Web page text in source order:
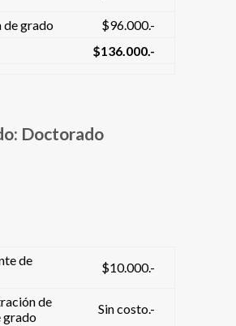
de grado
$96.000.-
$136.000.-
Doctorado
de
$10.000.-
de
grado
Sin costo.-